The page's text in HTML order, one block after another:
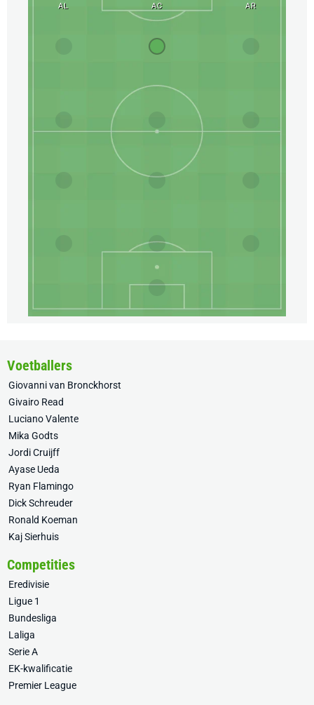
AL AC AR
Voetballers
Giovanni van Bronckhorst
Givairo Read
Luciano Valente
Mika Godts
Jordi Cruijff
Ayase Ueda
Ryan Flamingo
Dick Schreuder
Ronald Koeman
Kaj Sierhuis
Competities
Eredivisie
Ligue 1
Bundesliga
Laliga
Serie A
EK-kwalificatie
Premier League